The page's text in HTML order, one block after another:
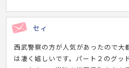
セィ
西武警察の方が人気があったので大
は凄く嬉しいです。パート２のグッ